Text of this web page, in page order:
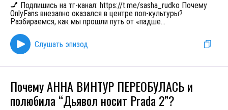
💅 Подпишись на тг-канал: https://t.me/sasha_rudko Почему
OnlyFans внезапно оказался в центре поп-культуры?
Разбираемся, как мы прошли путь от «падше...
Слушать эпизод
Почему АННА ВИНТУР ПЕРЕОБУЛАСЬ и
полюбила “Дьявол носит Prada 2”?